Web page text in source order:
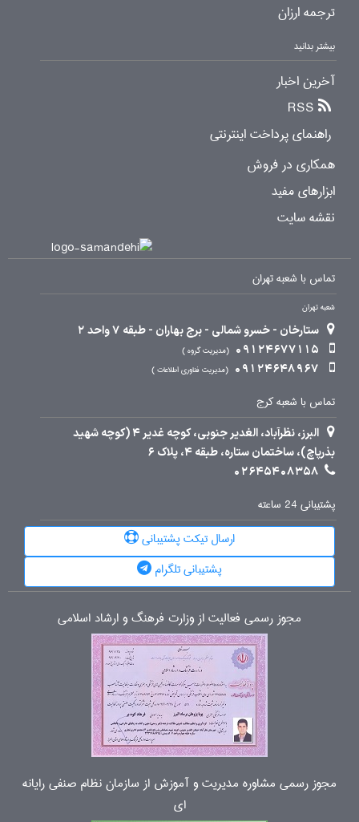
ترجمه ارزان
بیشتر بدانید
آخرین اخبار
RSS
راهنمای پرداخت اینترنتی
همکاری در فروش
ابزارهای مفید
نقشه سایت
تماس با شعبه تهران
شعبه تهران
ستارخان - خسرو شمالی - برج بهاران - طبقه 7 واحد 2
09124677115
مدیریت گروه
09124648967 مدیریت فناوری اطلاعات
تماس با شعبه کرج
البرز، نظرآباد، الغدیر جنوبی، کوچه غدیر 4 (کوچه شهید
بذرپاچ)، ساختمان ستاره، طبقه 4، پلاک 6
02645408358
پشتیبانی 24 ساعته
ارسال تیکت پشتیبانی
پشتیبانی تلگرام
مجوز رسمی فعالیت از وزارت فرهنگ و ارشاد اسلامی
مجوز رسمی مشاوره مدیریت و آموزش از سازمان نظام صنفی رایانه
ای